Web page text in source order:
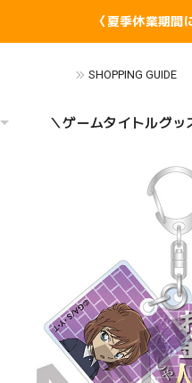
〈夏季休業期間
SHOPPING GUIDE
＼ゲームタイトルグッ